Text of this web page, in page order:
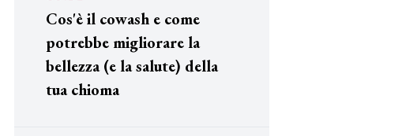
Cos'è il cowash e come
potrebbe migliorare la
bellezza (e la salute) della
tua chioma